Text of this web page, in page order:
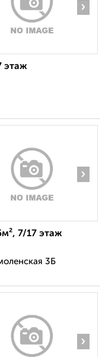
›
этаж
›
7/17 этаж
3Б
›